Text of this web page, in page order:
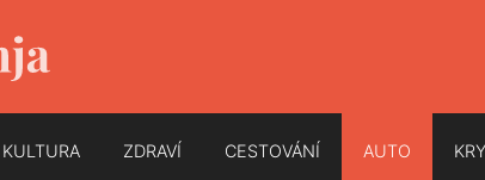
KULTURA ZDRAVÍ CESTOVÁNÍ AUTO